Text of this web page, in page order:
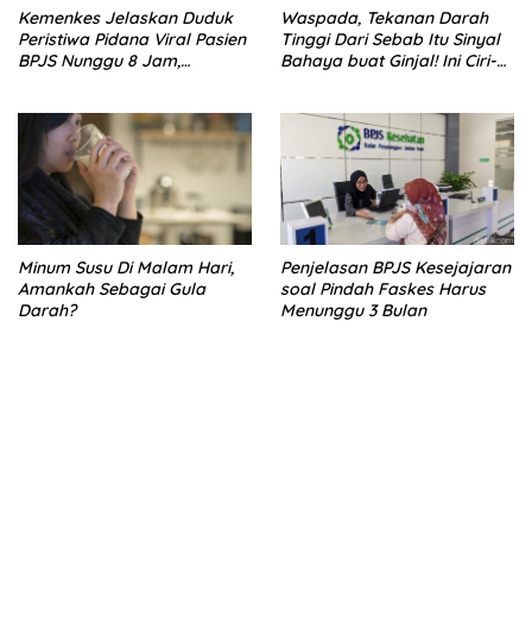
Kemenkes Jelaskan Duduk
Peristiwa Pidana Viral Pasien
BPJS Nunggu 8 Jam,
Waspada, Tekanan Darah
Tinggi Dari Sebab Itu Sinyal
Bahaya buat Ginjal! Ini Ciri-
Minum Susu Di Malam Hari,
Amankah Sebagai Gula
Darah?
Penjelasan BPJS Kesejajaran
soal Pindah Faskes Harus
Menunggu 3 Bulan